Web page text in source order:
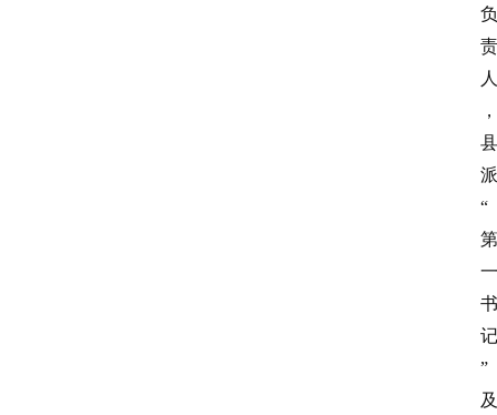
负
责
人
，
县
派
“
第
一
书
记
”
及